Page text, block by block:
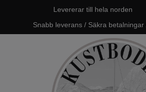
Levererar till hela norden
Snabb leverans / Säkra